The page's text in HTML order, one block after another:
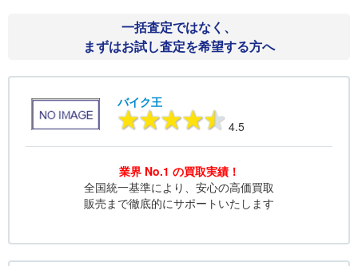
一括査定ではなく、
まずはお試し査定を希望する方へ
バイク王
4.5
業界 No.1 の買取実績！
全国統一基準により、安心の高価買取
販売まで徹底的にサポートいたします